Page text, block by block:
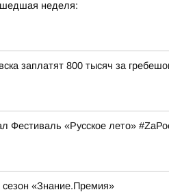
неделя:
заплатят 800 тысяч за
Фестиваль «Русское лето»
«Знание.Премия»